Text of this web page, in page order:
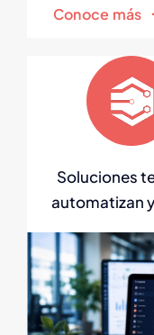
Conoce más
Soluciones
automatizan